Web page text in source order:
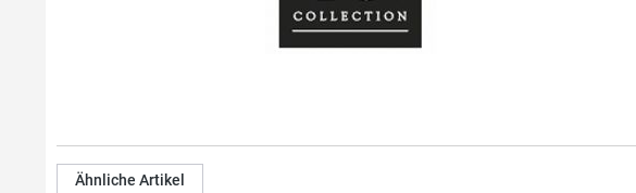
Ähnliche Artikel